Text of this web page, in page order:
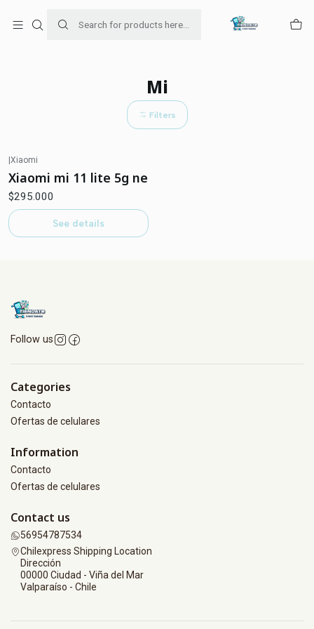
+56954787534
Mi
Filters
|Xiaomi
Xiaomi mi 11 lite 5g ne
$295.000
See details
Follow us
Categories
Contacto
Ofertas de celulares
Information
Contacto
Ofertas de celulares
Contact us
56954787534
Chilexpress Shipping Location
Dirección
00000 Ciudad - Viña del Mar
Valparaíso - Chile